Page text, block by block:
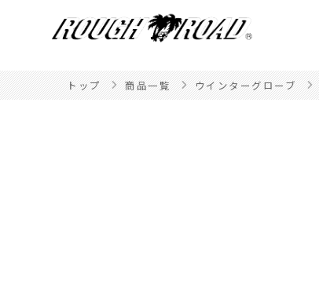
トップ 商品一覧 ウインターグローブ